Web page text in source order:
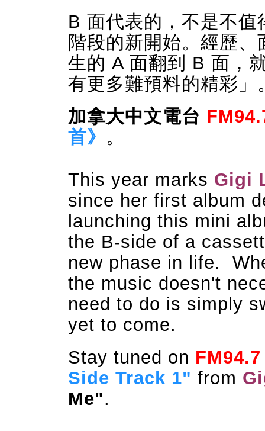
B 面代表的，不是不
階段的新開始。經歷
生的 A 面翻到 B 面，
有更多難預料的精彩」
加拿大中文電台
首》 。
This year marks Gigi
since her first album
launching this mini
the B-side of a
new phase in life.
the music doesn't
need to do is simply
yet to come.
Stay tuned on FM94.7
Side Track 1" from
Me".